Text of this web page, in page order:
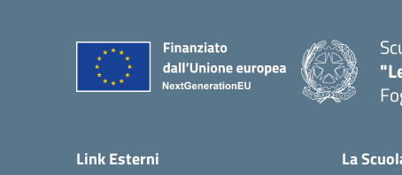
Link Esterni La